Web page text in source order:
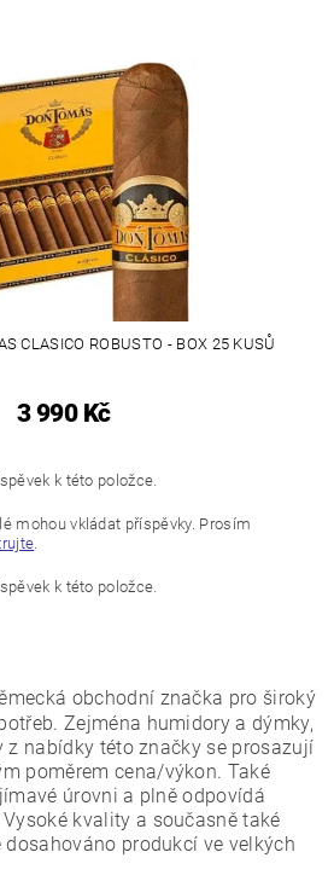
CLASICO ROBUSTO - BOX 25 KUSŮ
3 990 Kč
k této položce.
mohou vkládat příspěvky. Prosím
k této položce.
obchodní značka pro široký
Zejména humidory a dýmky,
z nabídky této značky se prosazují
poměrem cena/výkon. Také
úrovni a plně odpovídá
kvality a současně také
produkcí ve velkých